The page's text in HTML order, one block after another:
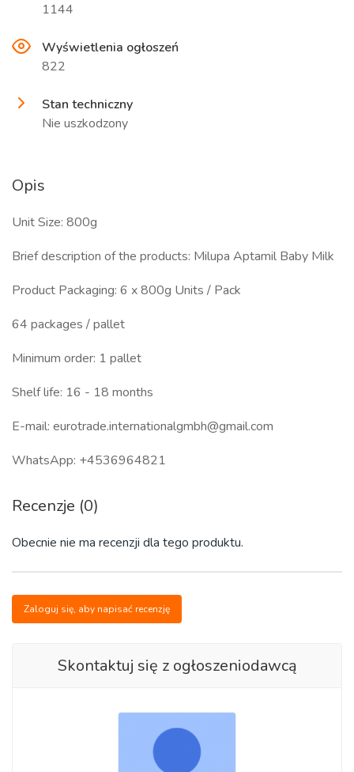
1144
Wyświetlenia ogłoszeń
822
Stan techniczny
Nie uszkodzony
Opis
Unit Size: 800g
Brief description of the products: Milupa Aptamil Baby Milk
Product Packaging: 6 x 800g Units / Pack
64 packages / pallet
Minimum order: 1 pallet
Shelf life: 16 - 18 months
E-mail: eurotrade.internationalgmbh@gmail.com
WhatsApp: +4536964821
Recenzje (0)
Obecnie nie ma recenzji dla tego produktu.
Zaloguj się, aby napisać recenzję
Skontaktuj się z ogłoszeniodawcą